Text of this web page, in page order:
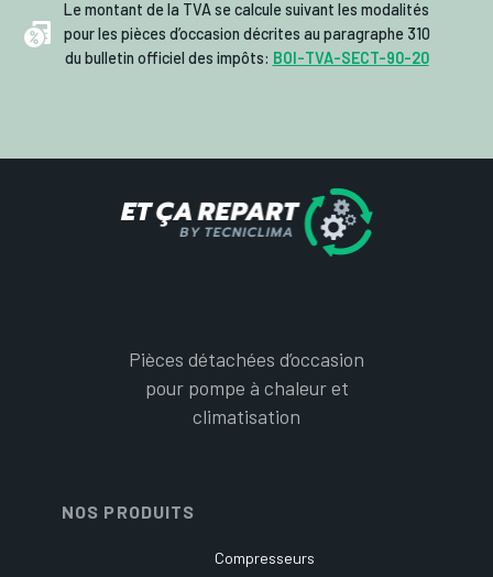
Le montant de la TVA se calcule suivant les modalités
pour les pièces d’occasion décrites au paragraphe 310
du bulletin officiel des impôts: BOI-TVA-SECT-90-20
Pièces détachées d’occasion
pour pompe à chaleur et
climatisation
NOS PRODUITS
Compresseurs